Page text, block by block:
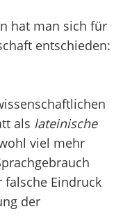
hat man sich für
entschieden:
als lateinische
viel mehr
Eindruck
der